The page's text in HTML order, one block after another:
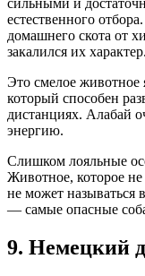
естественного
домашнего скота от
закалился их характер.
Это смелое животное
который способен
дистанциях. Алабай
энергию.
Слишком лояльные
Животное, которое
не может называться
— самые опасные
9. Немецкий